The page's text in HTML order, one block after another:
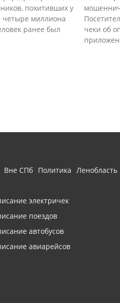
похитивших у
четыре миллиона
ранее был
чеки об
Вне СПб Политика Ленобласть
электричек
поездов
автобусов
авиарейсов